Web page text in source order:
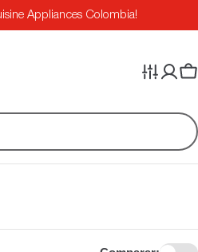
Appliances Colombia!